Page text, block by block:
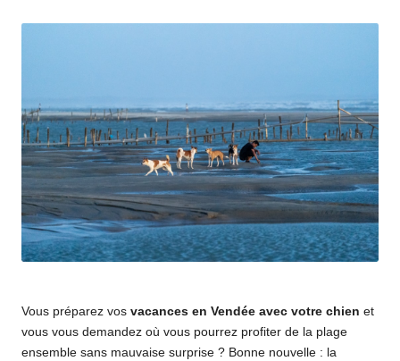
Vous préparez vos vacances en Vendée avec votre chien et
vous vous demandez où vous pourrez profiter de la plage
ensemble sans mauvaise surprise ? Bonne nouvelle : la